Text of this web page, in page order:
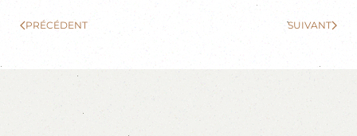
PRÉCÉDENT SUIVANT